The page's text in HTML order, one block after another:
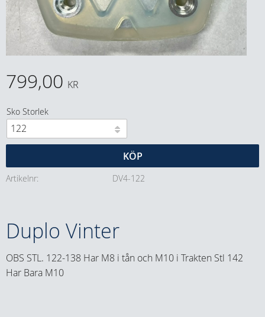
799,00 KR
Sko Storlek
KÖP
Artikelnr DV4-122
Duplo Vinter
OBS STL. 122-138 Har M8 i tån och M10 i Trakten Stl 142
Har Bara M10